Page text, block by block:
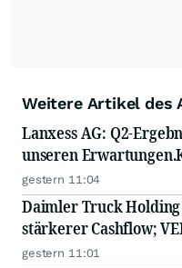
Weitere Artikel des
Lanxess AG: Q2-
unseren
gestern 11:04
Daimler Truck
stärkerer Cashflow;
gestern 11:01